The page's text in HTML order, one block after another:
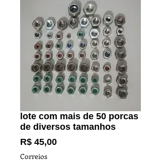
lote com mais de 50 porcas
de diversos tamanhos
R$ 45,00Preço
Correios